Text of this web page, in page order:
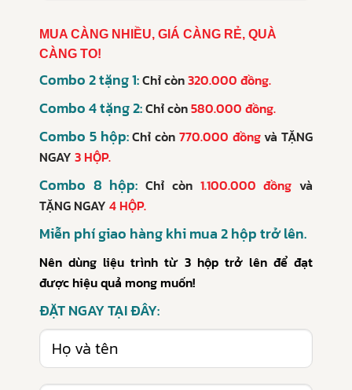
MUA CÀNG NHIỀU, GIÁ CÀNG RẺ, QUÀ
CÀNG TO!
Combo 2 tặng 1:Chỉ còn320.000 đồng.
Combo 4 tặng 2:Chỉ còn580.000 đồng.
Combo 5 hộp:Chỉ còn 770.000 đồngvà TẶNG
NGAY 3 HỘP.
Combo 8 hộp: Chỉ còn1.100.000 đồngvà
TẶNG NGAY 4 HỘP.
Miễn phí giao hàng khi mua 2 hộp trở lên.
Nên dùng liệu trình từ 3 hộp trở lên để đạt
được hiệu quả mong muốn!
ĐẶT NGAY TẠI ĐÂY: